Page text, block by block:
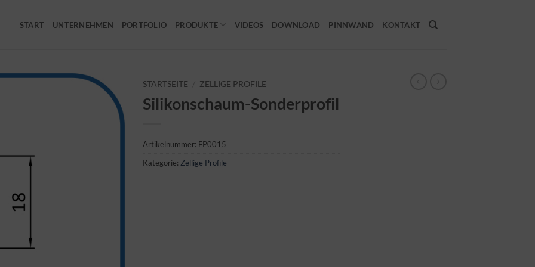
START UNTERNEHMEN PORTFOLIO PRODUKTE VIDEOS DOWNLOAD PINNWAND KONTAKT
STARTSEITE ZELLIGE PROFILE
Silikonschaum-Sonderprofil
Artikelnummer: FP0015
Kategorie: Zellige Profile